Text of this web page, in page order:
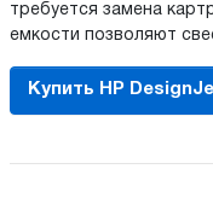
требуется замена
емкости позволяют
Купить HP